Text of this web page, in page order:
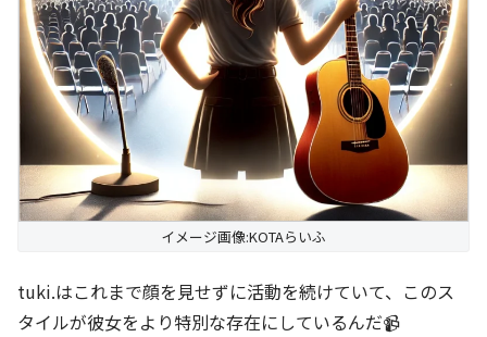
イメージ画像:KOTAらいふ
tuki.はこれまで顔を見せずに活動を続けていて、このス
タイルが彼女をより特別な存在にしているんだ📹